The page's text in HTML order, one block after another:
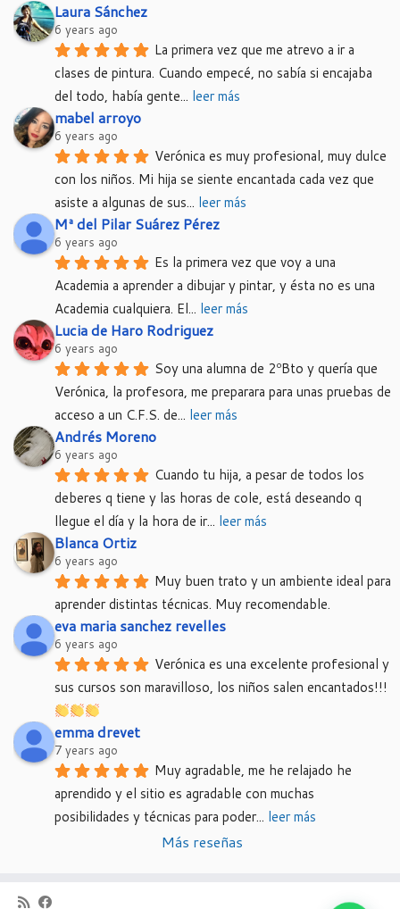
Laura Sánchez
6 years ago
La primera vez que me atrevo a ir a
clases de pintura. Cuando empecé, no sabía si encajaba
del todo, había gente... leer más
mabel arroyo
6 years ago
Verónica es muy profesional, muy dulce
con los niños. Mi hija se siente encantada cada vez que
asiste a algunas de sus... leer más
Mª del Pilar Suárez Pérez
6 years ago
Es la primera vez que voy a una
Academia a aprender a dibujar y pintar, y ésta no es una
Academia cualquiera. El... leer más
Lucia de Haro Rodriguez
6 years ago
Soy una alumna de 2ºBto y quería que
Verónica, la profesora, me preparara para unas pruebas de
acceso a un C.F.S. de... leer más
Andrés Moreno
6 years ago
Cuando tu hija, a pesar de todos los
deberes q tiene y las horas de cole, está deseando q
llegue el día y la hora de ir... leer más
Blanca Ortiz
6 years ago
Muy buen trato y un ambiente ideal para
aprender distintas técnicas. Muy recomendable.
eva maria sanchez revelles
6 years ago
Verónica es una excelente profesional y
sus cursos son maravilloso, los niños salen encantados!!!
emma drevet
7 years ago
Muy agradable, me he relajado he
aprendido y el sitio es agradable con muchas
posibilidades y técnicas para poder... leer más
Más reseñas